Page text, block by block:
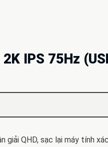
IPS 75Hz
giải QHD, sạc lại máy tính